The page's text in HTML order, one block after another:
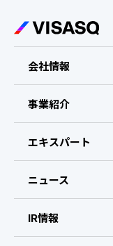
会社情報
ビザスクについて
CEOメッセージ
会社概要・拠点
事業紹介
エキスパート
ニュース
IR情報